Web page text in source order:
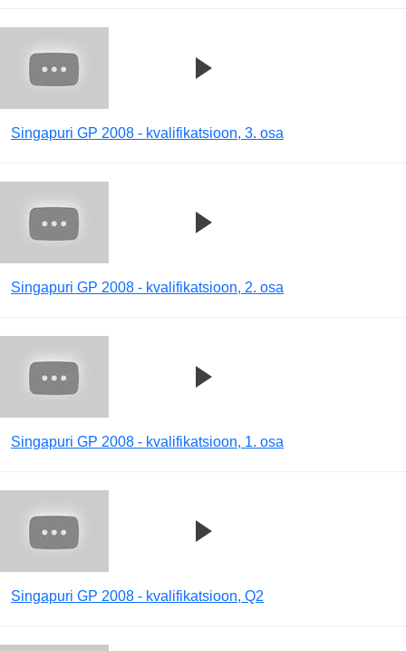
Singapuri GP 2008 - kvalifikatsioon, 3. osa
Singapuri GP 2008 - kvalifikatsioon, 2. osa
Singapuri GP 2008 - kvalifikatsioon, 1. osa
Singapuri GP 2008 - kvalifikatsioon, Q2